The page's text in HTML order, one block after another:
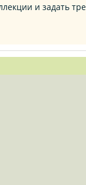
и задать